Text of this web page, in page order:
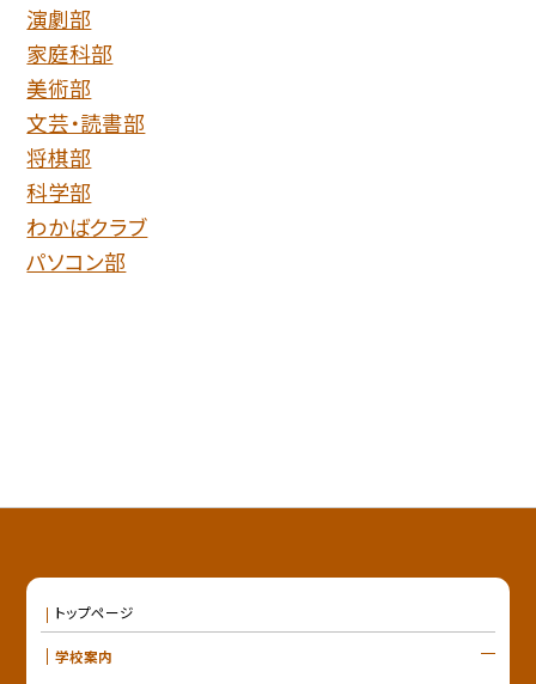
演劇部
家庭科部
美術部
文芸・読書部
将棋部
科学部
わかばクラブ
パソコン部
トップページ
学校案内